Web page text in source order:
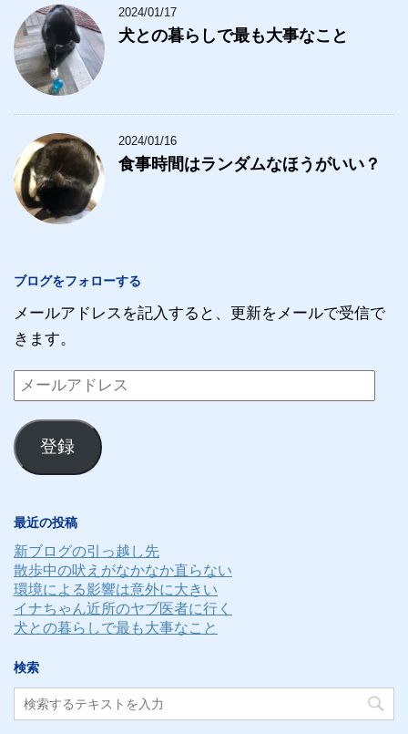
2024/01/17
犬との暮らしで最も大事なこと
2024/01/16
食事時間はランダムなほうがいい？
ブログをフォローする
メールアドレスを記入すると、更新をメールで受信で
きます。
メ
ー
ル
ア
ス
登録
最近の投稿
新ブログの引っ越し先
散歩中の吠えがなかなか直らない
環境による影響は意外に大きい
イナちゃん近所のヤブ医者に行く
犬との暮らしで最も大事なこと
検索